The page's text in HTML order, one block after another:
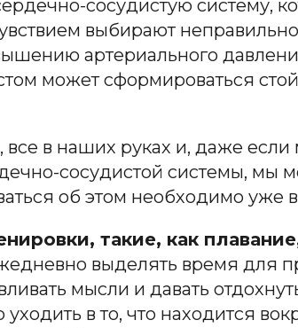
сосудистую систему,
выбирают неп
артериального
может сформироваться
все в наших руках и, даже
сосудистой системы, мы
об этом необходимо уже
такие, как
выделять время для
мысли и давать
в то, что находится